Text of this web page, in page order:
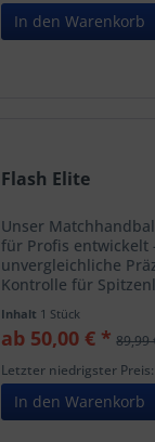
In den Warenkorb
Flash Elite
Unser
für Profis entwickelt
unvergleichliche
Kontrolle für
Eigenschaften in
Modernstes 1,5 mm
für optimalen Grip...
Inhalt 1 Stück
ab 50,00 € * 89,99
Letzter niedrigster
In den Warenkorb